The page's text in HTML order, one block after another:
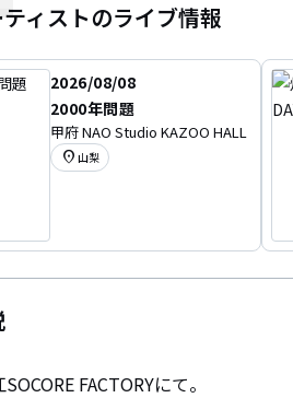
ィストのライブ情報
2026/08/08
2000年問題
甲府 NAO Studio KAZOO HALL
location_on 山梨
FACTORYにて。